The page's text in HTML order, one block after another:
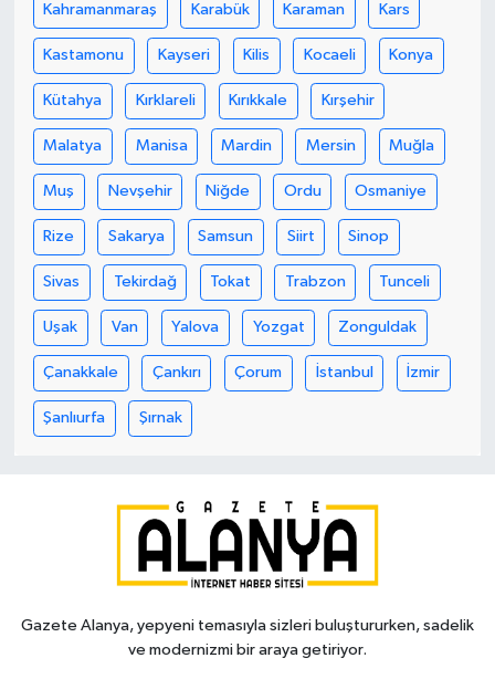
Kahramanmaraş Karabük Karaman Kars
Kastamonu Kayseri Kilis Kocaeli Konya
Kütahya Kırklareli Kırıkkale Kırşehir
Malatya Manisa Mardin Mersin Muğla
Muş Nevşehir Niğde Ordu Osmaniye
Rize Sakarya Samsun Siirt Sinop
Sivas Tekirdağ Tokat Trabzon Tunceli
Uşak Van Yalova Yozgat Zonguldak
Çanakkale Çankırı Çorum İstanbul İzmir
Şanlıurfa Şırnak
Gazete Alanya, yepyeni temasıyla sizleri buluştururken, sadelik
ve modernizmi bir araya getiriyor.